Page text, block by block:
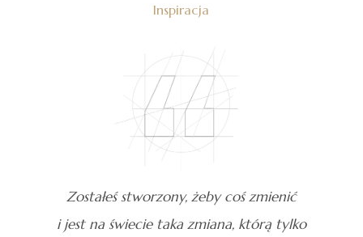
Inspiracja
Zostałeś stworzony, żeby coś zmienić
i jest na świecie taka zmiana, którą tylko